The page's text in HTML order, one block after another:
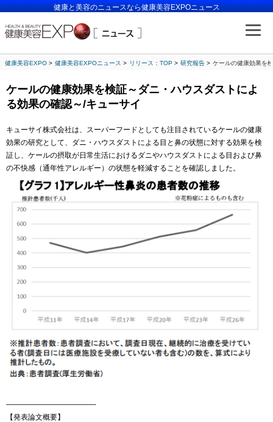
健康と美容のニュースなら健康美容EXPOニュース
健康美容EXPO 健康美容EXPOニュース リリース：TOP 研究報告 ケールの健康効果を
ケールの健康効果を検証～ダニ・ハウスダストによ
る効果の確認～/キューサイ
キューサイ株式会社は、スーパーフードとしても注目されているケールの健康
効果の研究として、ダニ・ハウスダストによる目と鼻の状態に対する効果を検
証し、ケールの摂取が日常生活におけるダニやハウスダストによる目および鼻
の不快感（通年性アレルギー）の状態を軽減することを確認しました。
————————————-
【発表論文概要】